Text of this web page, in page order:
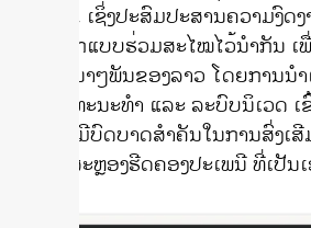
ປັດຈຸບັນ, ເຊິ່ງປະສົມປະສານຄວາມງົດ
ການອອກແບບຮ່ວມສະໄໝໄວ້ນຳກັນ ເ
ກັບຊີວະນາໆພັນຂອງລາວ ໂດຍ​ການນໍ
ດ້ານວັດ​ທະ​ນະ​ທໍາ​ ແລະ​ ລະບົບນິ​ເວດ
ງານ ເຊິ່ງມີບົດບາດສຳຄັນໃນການສົ່ງ
ສະເຫຼີມສະຫຼອງຮີດຄອງປະເພນີ ທີ່ເປັ